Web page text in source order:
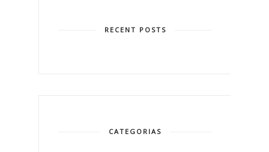
RECENT POSTS
CATEGORIAS